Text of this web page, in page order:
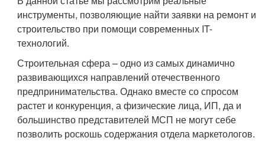
инструменты, позволяющие найти заявки на ремонт и
строительство при помощи современных IT-
технологий.
Строительная сфера – одно из самых динамично
развивающихся направлений отечественного
предпринимательства. Однако вместе со спросом
растет и конкуренция, а физические лица, ИП, да и
большинство представителей МСП не могут себе
позволить роскошь содержания отдела маркетологов.